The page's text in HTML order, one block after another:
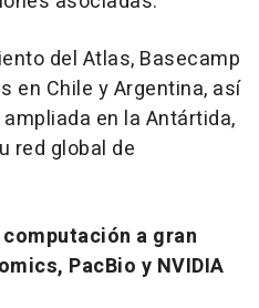
del Atlas, Basecamp
en Chile y Argentina, así
en la Antártida,
red global de
a gran
PacBio y NVIDIA